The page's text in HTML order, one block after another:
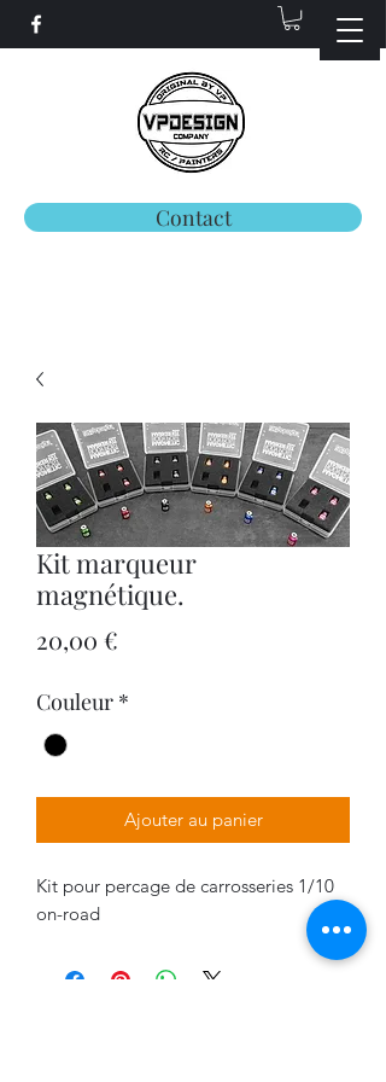
Contact
Kit marqueur
magnétique.
20,00 €
Couleur *
Ajouter au panier
Kit pour percage de carrosseries 1/10
on-road